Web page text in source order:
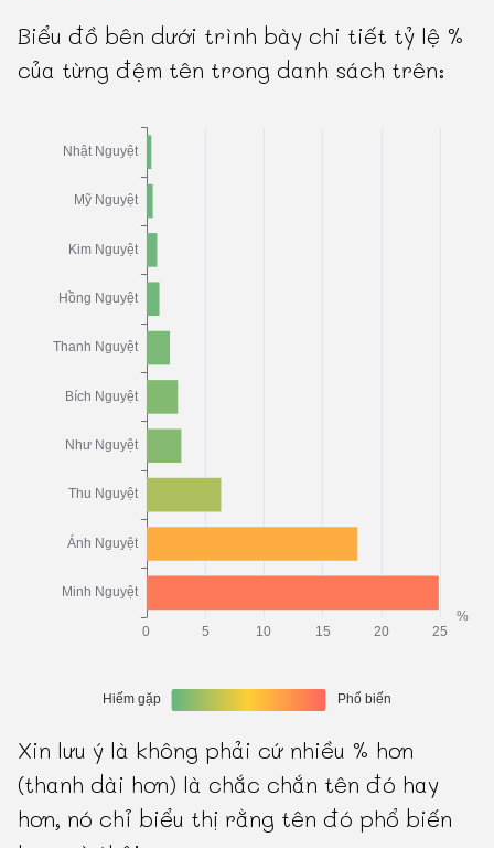
Biểu đồ bên dưới trình bày chi tiết tỷ lệ %
của từng đệm tên trong danh sách trên:
Xin lưu ý là không phải cứ nhiều % hơn
(thanh dài hơn) là chắc chắn tên đó hay
hơn, nó chỉ biểu thị rằng tên đó phổ biến